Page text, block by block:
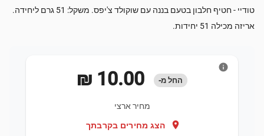
טודיי - חטיף חלבון בטעם בננה עם שוקולד צ'יפס. משקל: 51 גרם ליחידה.
אריזה מכילה 51 יחידות.
החל מ-
מחיר ארצי
location_on הצג מחירים בקרבתך
info